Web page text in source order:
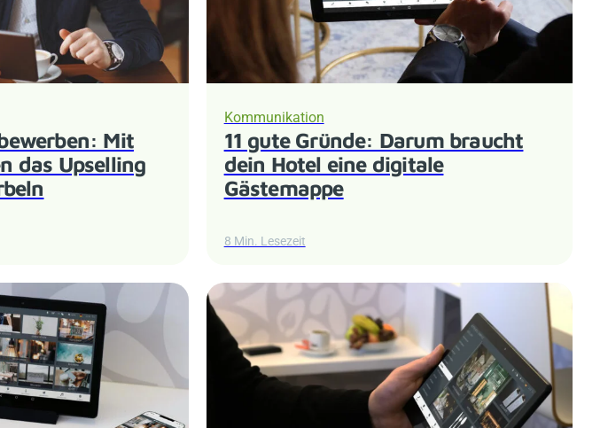
Mit
das Upselling
Kommunikation
11 gute Gründe: Darum braucht
dein Hotel eine digitale
Gästemappe
8 Min. Lesezeit